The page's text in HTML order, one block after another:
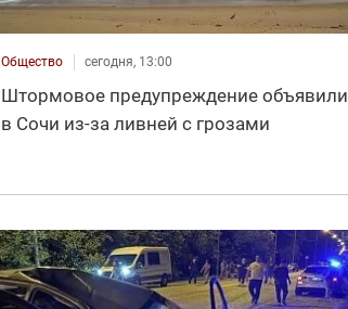
Общество сегодня, 13:00
Штормовое предупреждение объявили
в Сочи из-за ливней с грозами